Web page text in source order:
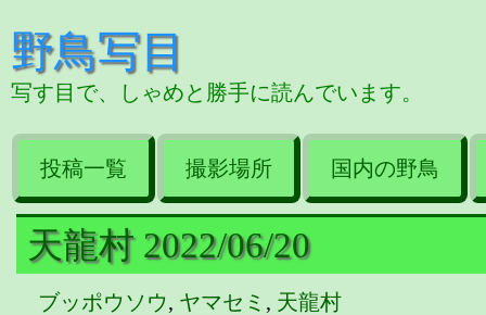
野鳥写目
写す目で、しゃめと勝手に読んでいます。
投稿一覧 撮影場所 国内の野鳥
天龍村 2022/06/20
ブッポウソウ, ヤマセミ , 天龍村